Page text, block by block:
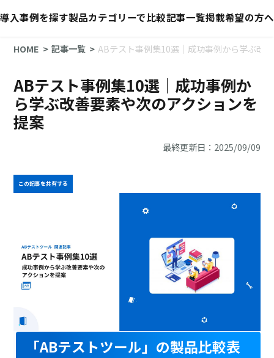
導入事例を探す製品カテゴリーで比較記事一覧掲載希望の方へ
HOME 記事一覧 ABテスト事例集10選｜成功事例から学ぶ改
ABテスト事例集10選｜成功事例か
ら学ぶ改善要素や次のアクションを
提案
最終更新日：2025/09/09
この記事を共有する
「ABテストツール」の製品比較表